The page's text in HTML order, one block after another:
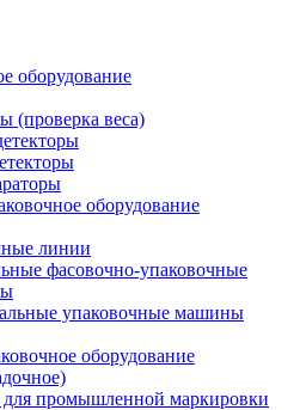
оборудование
(проверка веса)
оборудование
линии
фасовочно-упаковочные
упаковочные машины
оборудование
для промышленной маркировки